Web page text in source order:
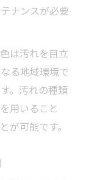
ナンスが必要
は汚れを目立
る地域環境で
。汚れの種類
用いること
が可能です。